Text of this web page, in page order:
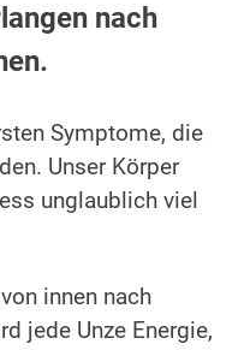
nach
Symptome, die
Unser Körper
unglaublich viel
innen nach
jede Unze Energie,